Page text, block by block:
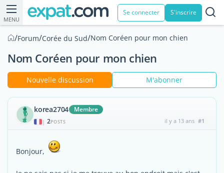
MENU
Se connecter S'inscrire
/Forum/Corée du Sud/Nom Coréen pour mon chien
Nom Coréen pour mon chien
Nouvelle discussion M'abonner
korea2704 Membre
| 2POSTS il y a 13 ans #1
Bonjour,